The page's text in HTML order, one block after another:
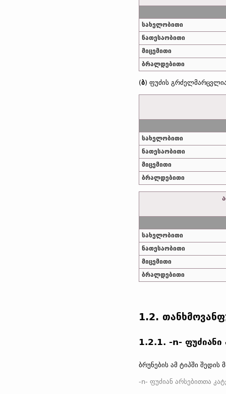
სახელობითი
ნათესაობითი
მიცემითი
ბრალდებითი
(ბ) ფუძის
სახელობითი
ნათესაობითი
მიცემითი
ბრალდებითი
სახელობითი
ნათესაობითი
მიცემითი
ბრალდებითი
1.2.
1.2.1. -n- ფუძიანი
ბრუნების ამ ტიპში